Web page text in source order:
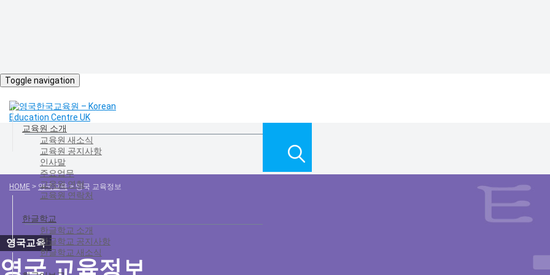
Toggle navigation
교육원 소개
교육원 새소식
교육원 공지사항
인사말
주요업무
교육원 연혁
교육원 연락처
한글학교
한글학교 소개
한글학교 공지사항
한글학교 새소식
HOME > 영국교육>영국 교육정보
영국 교육정보